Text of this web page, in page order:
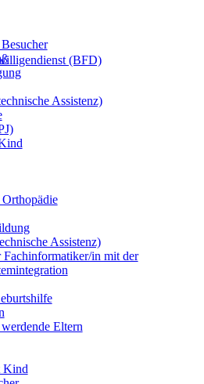
(BFD)
Assistenz)
Assistenz)
in mit der
Eltern
Kind